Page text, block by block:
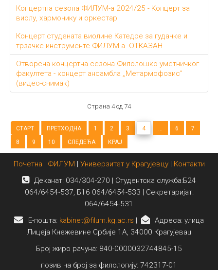
Концертна сезона ФИЛУМ-а 2024/25 - Kонцерт за
виолу, хармонику и оркестар
Концерт студената виолине Катедре за гудачке и
трзачке инструменте ФИЛУМ-а -ОТКАЗАН
Отворена концертна сезона Филолошко-уметничког
факултета - концерт ансамбла ,,Метармофозис"
(видео-снимак)
Страна 4 од 74
СТАРТ ПРЕТХОДНА 1 2 3 4 ... 6
7
8
9 10 СЛЕДЕЋА КРАЈ
Почетна ФИЛУМ Универзитет у Крагујевцу| Контакти
Деканат: 034/304-270 | Студентска служба:Б24
064/6454-537, Б16 064/6454-533 | Секретаријат:
064/6454-531
E-пошта: kabinet@filum.kg.ac.rs
Адреса: улица
Лицеја Кнежевине Србије 1А, 34000 Крагујевац
Број жиро рачуна: 840-0000032744845-15
позив на број за филологију: 742317-01